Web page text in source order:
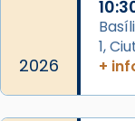
View on Facebook ·
Memòria de
2026
1,
+